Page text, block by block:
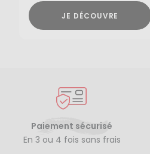
JE DÉCOUVRE
Paiement sécurisé
En 3 ou 4 fois sans frais